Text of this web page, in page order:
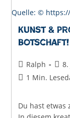
Quelle: ©
Kunst &
Botschaft!
Beitrags-
Autor:
Ralph
Lesedauer:
1 Min.
Du hast etwas